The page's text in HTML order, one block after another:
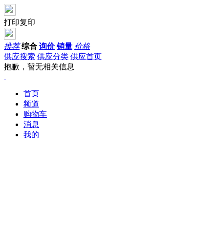
打印复印
推荐 综合 询价 销量 价格
供应搜索 供应分类 供应首页
抱歉，暂无相关信息
首页
频道
购物车
消息
我的